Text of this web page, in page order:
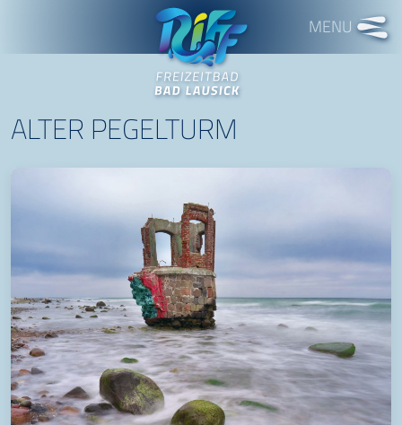
Freizeitbad RIFF
ALTER PEGELTURM